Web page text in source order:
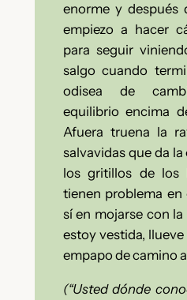
enorme y después
empiezo a hacer
para seguir
salgo cuando
odisea de
equilibrio encima
Afuera truena la
salvavidas que da
los gritillos de los
tienen problema en
sí en mojarse con
estoy vestida,
empapo de camino
(“Usted dónde